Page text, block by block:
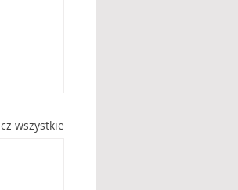
wszystkie